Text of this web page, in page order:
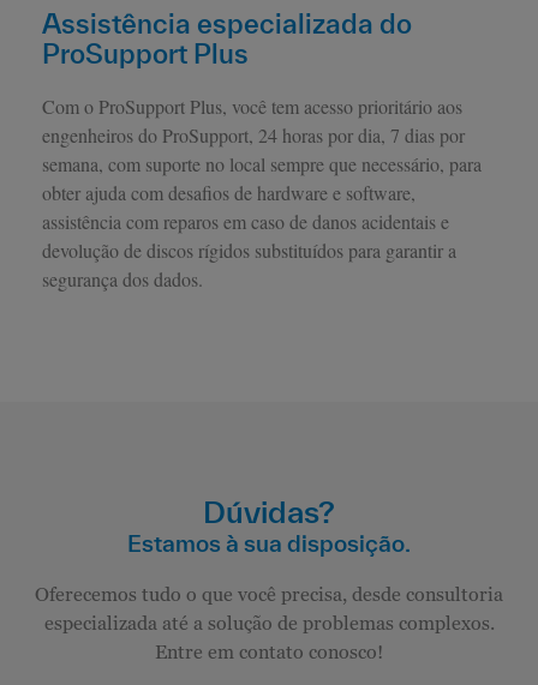
Assistência especializada do
ProSupport Plus
Com o ProSupport Plus, você tem acesso prioritário aos
engenheiros do ProSupport, 24 horas por dia, 7 dias por
semana, com suporte no local sempre que necessário, para
obter ajuda com desafios de hardware e software,
assistência com reparos em caso de danos acidentais e
devolução de discos rígidos substituídos para garantir a
segurança dos dados.
Dúvidas?
Estamos à sua disposição.
Oferecemos tudo o que você precisa, desde consultoria
especializada até a solução de problemas complexos.
Entre em contato conosco!